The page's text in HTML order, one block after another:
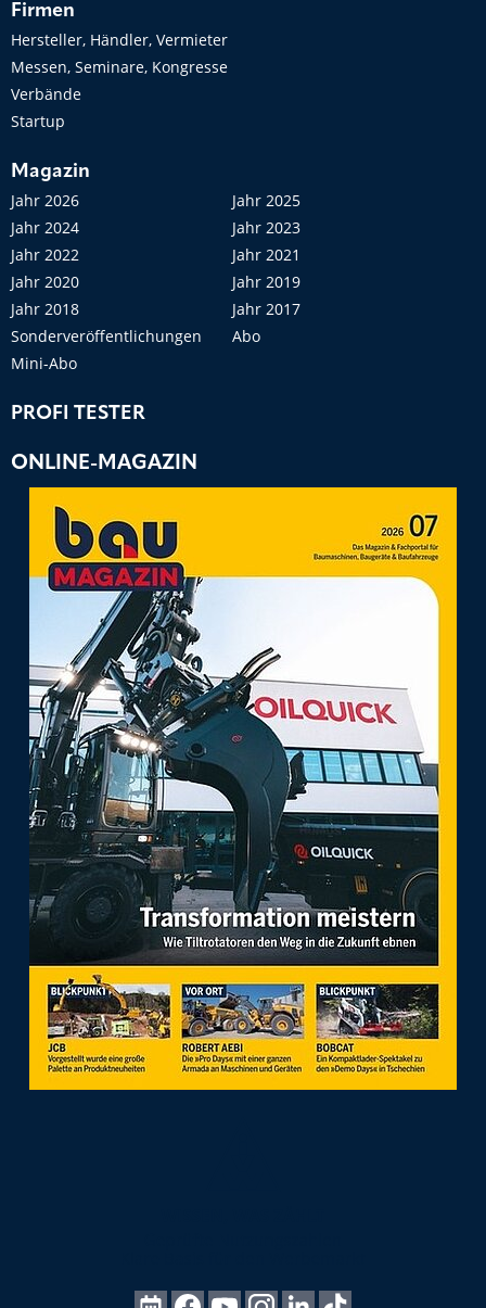
Firmen
Hersteller, Händler, Vermieter
Messen, Seminare, Kongresse
Verbände
Startup
Magazin
Jahr 2026
Jahr 2025
Jahr 2024
Jahr 2023
Jahr 2022
Jahr 2021
Jahr 2020
Jahr 2019
Jahr 2018
Jahr 2017
Sonderveröffentlichungen
Abo
Mini-Abo
PROFI TESTER
ONLINE-MAGAZIN